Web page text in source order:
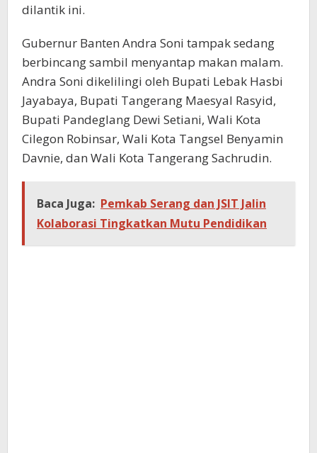
dilantik ini.
Gubernur Banten Andra Soni tampak sedang
berbincang sambil menyantap makan malam.
Andra Soni dikelilingi oleh Bupati Lebak Hasbi
Jayabaya, Bupati Tangerang Maesyal Rasyid,
Bupati Pandeglang Dewi Setiani, Wali Kota
Cilegon Robinsar, Wali Kota Tangsel Benyamin
Davnie, dan Wali Kota Tangerang Sachrudin.
Baca Juga: Pemkab Serang dan JSIT Jalin
Kolaborasi Tingkatkan Mutu Pendidikan